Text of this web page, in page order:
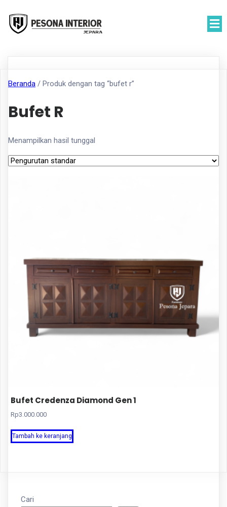
Beranda / Produk dengan tag “bufet r”
Bufet R
Menampilkan hasil tunggal
Bufet Credenza Diamond Gen 1
Rp3.000.000
Tambah ke keranjang
Cari